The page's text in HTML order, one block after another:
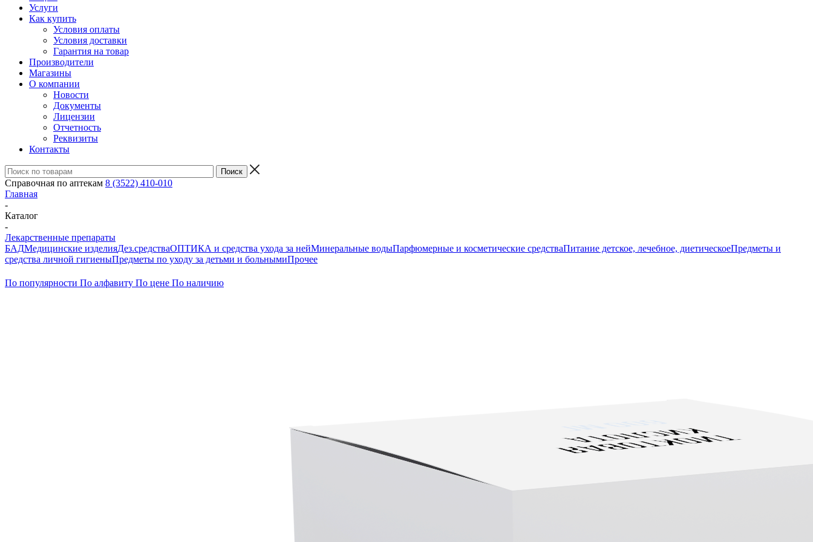
Услуги
Как купить
Условия оплаты
Условия доставки
Гарантия на товар
Производители
Магазины
О компании
Новости
Документы
Лицензии
Отчетность
Реквизиты
Контакты
Справочная по аптекам 8 (3522) 410-010
Главная
-
Каталог
-
Лекарственные препараты
БАДМедицинские изделияДез.средстваОПТИКА и средства ухода за нейМинеральные водыПарфюмерные и косметические средстваПитание детское, лечебное, диетическоеПредметы и
средства личной гигиеныПредметы по уходу за детьми и больнымиПрочее
По популярности По алфавиту По цене По наличию